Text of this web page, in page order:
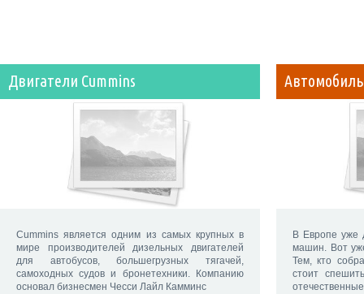
Двигатели Cummins
Cummins является одним из самых крупных в
мире производителей дизельных двигателей
для автобусов, большегрузных тягачей,
самоходных судов и бронетехники. Компанию
основал бизнесмен Чесси Лайл Камминс
В Европе уже
машин. Вот
Тем, кто
стоит